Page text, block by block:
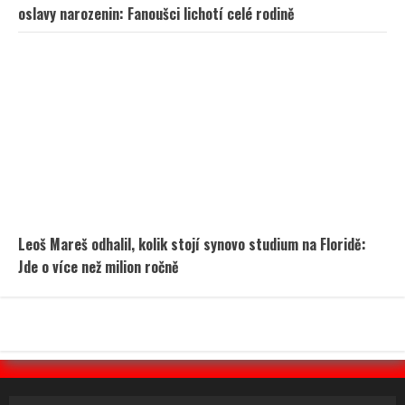
oslavy narozenin: Fanoušci lichotí celé rodině
Leoš Mareš odhalil, kolik stojí synovo studium na Floridě:
Jde o více než milion ročně